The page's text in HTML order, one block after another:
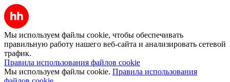
Мы используем файлы cookie, чтобы обеспечивать
правильную работу нашего веб-сайта и анализировать сетевой
трафик.
Правила использования файлов cookie
Мы используем файлы cookie. Правила использования